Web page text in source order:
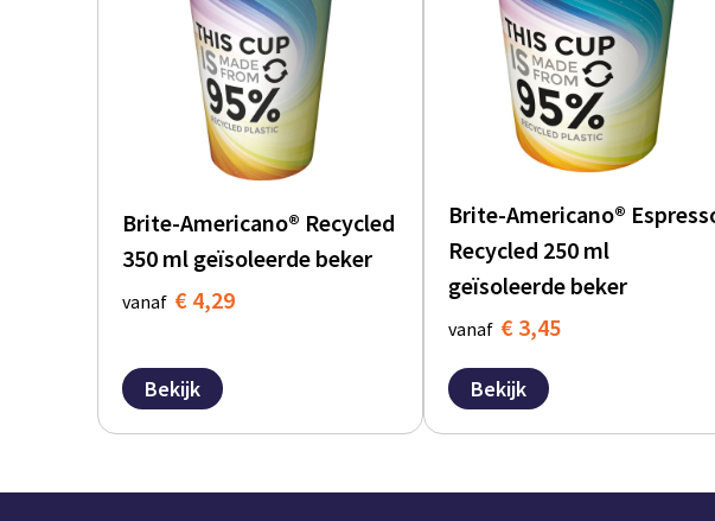
Brite-Americano® Recycled
350 ml geïsoleerde beker
vanaf € 4,29
Bekijk
Brite-Americano®
Recycled 250 ml
geïsoleerde beker
vanaf € 3,45
Bekijk